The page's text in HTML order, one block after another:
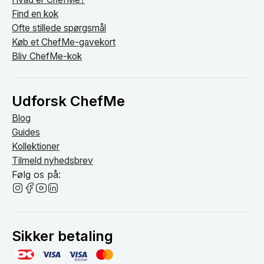
Find en kok
Ofte stillede spørgsmål
Køb et ChefMe-gavekort
Bliv ChefMe-kok
Udforsk ChefMe
Blog
Guides
Kollektioner
Tilmeld nyhedsbrev
Følg os på:
Sikker betaling